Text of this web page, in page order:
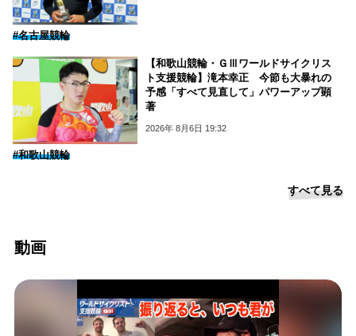
#名古屋競輪
【和歌山競輪・ＧⅢワールドサイクリス
ト支援競輪】滝本幸正 今節も大暴れの
予感「すべて見直して」パワーアップ顕
著
2026年 8月6日 19:32
#和歌山競輪
すべて見る
動画